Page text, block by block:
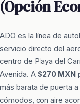
(Opción
ADO es la línea de
servicio directo del
centro de Playa del
Avenida. A $270 MXN
más barata de puerta
cómodos, con aire